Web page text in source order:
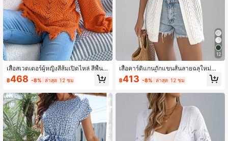
เสื้อสเวตเตอร์ผู้หญิงสีส้มเปิดไหล่ สีพื้น
ลำลอง สำหรับวันหยุด ขอบขนฟู แขนย
าว แบบสวมหัว ฤดูใบไม้ร่วง/ฤดูหนาว
฿468 -8% ล่าสุด 12 ชม
12
เสื้อคาร์ดิแกนถักแขนสั้นลายฉลุใหม่สำ
หรับฤดูร้อน, เสื้อคลุมบางสำหรับผู้หญิง
สำหรับวันหยุดพักผ่อนริมชายหาด
฿413 -8% ล่าสุด 12 ชม